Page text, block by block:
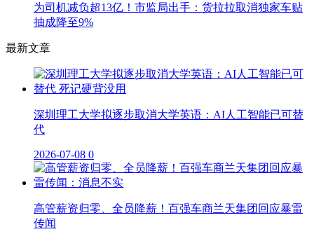
为司机减负超13亿！市监局出手：货拉拉取消独家车贴
抽成降至9%
最新文章
深圳理工大学拟逐步取消大学英语：AI人工智能已可替
代
2026-07-08 0
高管薪资归零、全员降薪！百强车商兰天集团回应暴雷
传闻